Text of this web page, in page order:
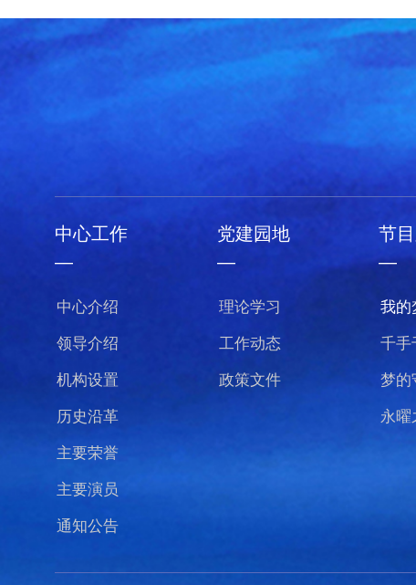
中心工作
—
中心介绍
领导介绍
机构设置
历史沿革
主要荣誉
主要演员
通知公告
党建园地
—
理论学习
工作动态
政策文件
节
—
我的
千手
梦的
永曜